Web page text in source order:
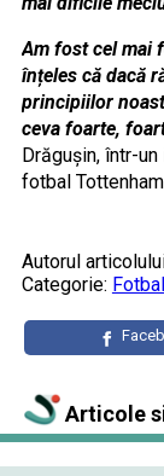
Am fost cel mai
înțeles că dacă
principiilor
ceva foarte,
Drăgușin, într-
fotbal
Autorul
Categorie:
Articole